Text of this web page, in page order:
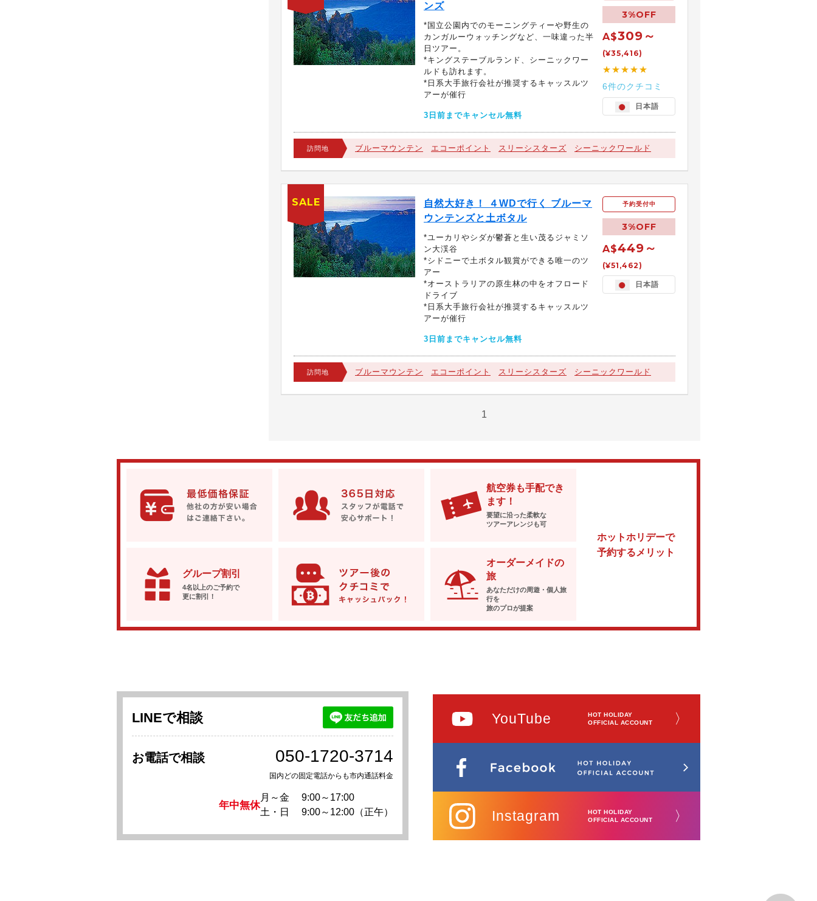
ンズ
*国立公園内でのモーニングティーや野生の
カンガルーウォッチングなど、一味違った半
日ツアー。
*キングステーブルランド、シーニックワー
ルドも訪れます。
*日系大手旅行会社が推奨するキャッスルツ
アーが催行
3日前までキャンセル無料
3%OFF
A$309～
(¥35,416)
★★★★★
6件のクチコミ
日本語
訪問地 ブルーマウンテン エコーポイント スリーシスターズ シーニックワールド
自然大好き！ ４WDで行く ブルーマ
ウンテンズと土ボタル
*ユーカリやシダが鬱蒼と生い茂るジャミソ
ン大渓谷
*シドニーで土ボタル観賞ができる唯一のツ
アー
*オーストラリアの原生林の中をオフロード
ドライブ
*日系大手旅行会社が推奨するキャッスルツ
アーが催行
3日前までキャンセル無料
予約受付中
3%OFF
A$449～
(¥51,462)
日本語
訪問地 ブルーマウンテン エコーポイント スリーシスターズ シーニックワールド
SALE
1
ホットホリデーで
予約するメリット
航空券も手配でき
ます！
要望に沿った柔軟な
ツアーアレンジも可
グループ割引
4名以上のご予約で
更に割引！
オーダーメイドの
旅
あなただけの周遊・個人旅
行を
旅のプロが提案
LINEで相談
お電話で相談 050-1720-3714
国内どの固定電話からも市内通話料金
年中無休
月～金
9:00～17:00
土・日
9:00～12:00（正午）
YouTube
HOT HOLIDAY
OFFICIAL ACCOUNT
〉
Instagram
HOT HOLIDAY
OFFICIAL ACCOUNT
〉